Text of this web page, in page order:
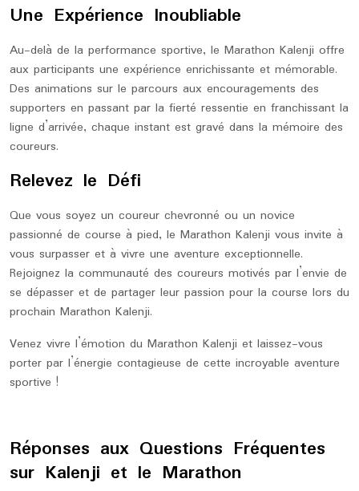
Une Expérience Inoubliable
Au-delà de la performance sportive, le Marathon Kalenji offre
aux participants une expérience enrichissante et mémorable.
Des animations sur le parcours aux encouragements des
supporters en passant par la fierté ressentie en franchissant la
ligne d’arrivée, chaque instant est gravé dans la mémoire des
coureurs.
Relevez le Défi
Que vous soyez un coureur chevronné ou un novice
passionné de course à pied, le Marathon Kalenji vous invite à
vous surpasser et à vivre une aventure exceptionnelle.
Rejoignez la communauté des coureurs motivés par l’envie de
se dépasser et de partager leur passion pour la course lors du
prochain Marathon Kalenji.
Venez vivre l’émotion du Marathon Kalenji et laissez-vous
porter par l’énergie contagieuse de cette incroyable aventure
sportive !
Réponses aux Questions Fréquentes
sur Kalenji et le Marathon